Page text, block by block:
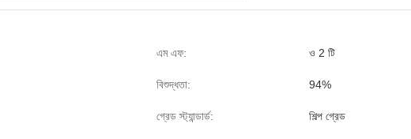
এম এফ: ও 2 টি
বিশুদ্ধতা: 94%
গ্রেড স্ট্যান্ডার্ড: শিল্প গ্রেড